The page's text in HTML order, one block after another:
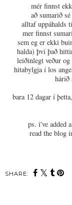
mér finnst
að sumarið
alltaf uppáhalds
mer finnst
sem eg er ekki
halda) því það
leiðinlegt veður
hitabylgja í los
hárið
bara 12 dagar í
ps. i've added
read the blog
SHARE: